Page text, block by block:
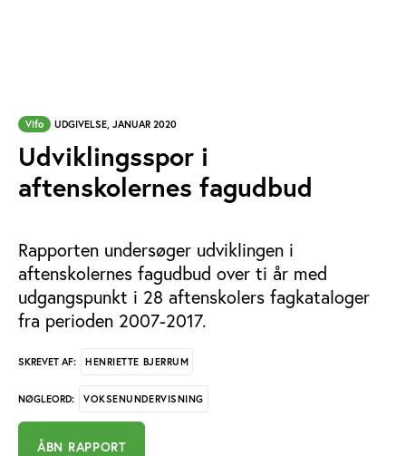
Vifo UDGIVELSE, JANUAR 2020
Udviklingsspor i
aftenskolernes fagudbud
Rapporten undersøger udviklingen i
aftenskolernes fagudbud over ti år med
udgangspunkt i 28 aftenskolers fagkataloger
fra perioden 2007-2017.
SKREVET AF: HENRIETTE BJERRUM
NØGLEORD: VOKSENUNDERVISNING
ÅBN RAPPORT